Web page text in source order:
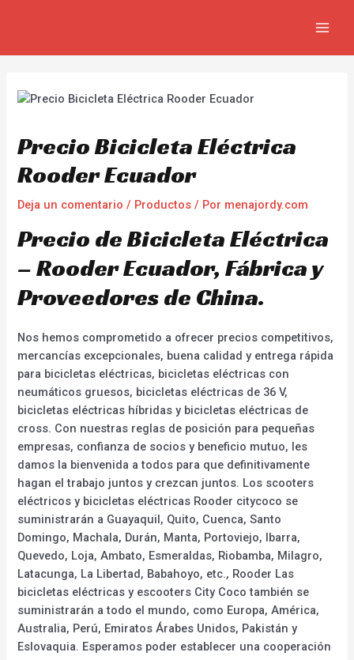
Precio Bicicleta Eléctrica
Rooder Ecuador
Deja un comentario / Productos / Por menajordy.com
Precio de Bicicleta Eléctrica
– Rooder Ecuador, Fábrica y
Proveedores de China.
Nos hemos comprometido a ofrecer precios competitivos,
mercancías excepcionales, buena calidad y entrega rápida
para bicicletas eléctricas, bicicletas eléctricas con
neumáticos gruesos, bicicletas eléctricas de 36 V,
bicicletas eléctricas híbridas y bicicletas eléctricas de
cross. Con nuestras reglas de posición para pequeñas
empresas, confianza de socios y beneficio mutuo, les
damos la bienvenida a todos para que definitivamente
hagan el trabajo juntos y crezcan juntos. Los scooters
eléctricos y bicicletas eléctricas Rooder citycoco se
suministrarán a Guayaquil, Quito, Cuenca, Santo
Domingo, Machala, Durán, Manta, Portoviejo, Ibarra,
Quevedo, Loja, Ambato, Esmeraldas, Riobamba, Milagro,
Latacunga, La Libertad, Babahoyo, etc., Rooder Las
bicicletas eléctricas y escooters City Coco también se
suministrarán a todo el mundo, como Europa, América,
Australia, Perú, Emiratos Árabes Unidos, Pakistán y
Eslovaquia. Esperamos poder establecer una cooperación